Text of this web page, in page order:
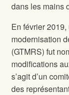
dans les mains
En février
modernisation
(GTMRS) fut
modifications
s’agit d’un
des